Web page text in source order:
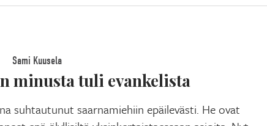
Sami Kuusela
minusta tuli evankelista
suhtautunut saarnamiehiin epäilevästi. He ovat